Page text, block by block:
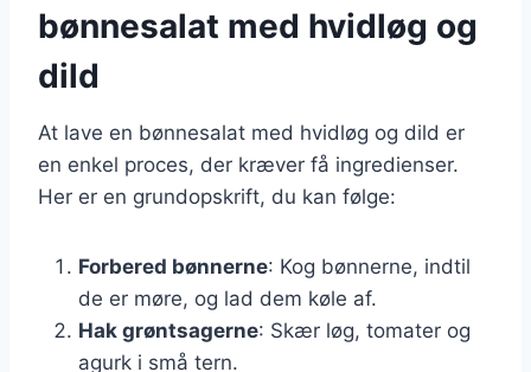
bønnesalat med hvidløg og
dild
At lave en bønnesalat med hvidløg og dild er
en enkel proces, der kræver få ingredienser.
Her er en grundopskrift, du kan følge:
Forbered bønnerne: Kog bønnerne, indtil
de er møre, og lad dem køle af.
Hak grøntsagerne: Skær løg, tomater og
agurk i små tern.